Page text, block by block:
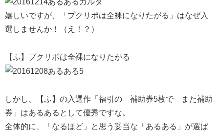
嬉しいですが、「プクリポは全裸になりたがる」はなぜ入
選しませんか！（え！？）
【ふ】プクリポは全裸になりたがる
しかし、【ふ】の入選作「福引の 補助券5枚で また補助
券」はあるあるとして優秀ですな。
全体的に、「なるほど」と思う妥当な「あるある」が選ば